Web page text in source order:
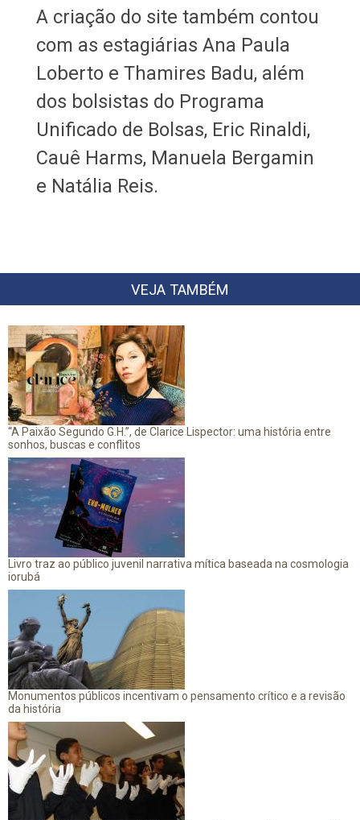
A criação do site também contou
com as estagiárias Ana Paula
Loberto e Thamires Badu, além
dos bolsistas do Programa
Unificado de Bolsas, Eric Rinaldi,
Cauê Harms, Manuela Bergamin
e Natália Reis.
VEJA TAMBÉM
“A Paixão Segundo G.H.”, de Clarice Lispector: uma história entre
sonhos, buscas e conflitos
Livro traz ao público juvenil narrativa mítica baseada na cosmologia
iorubá
Monumentos públicos incentivam o pensamento crítico e a revisão
da história